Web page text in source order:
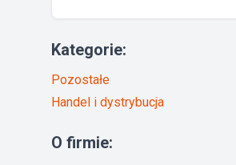
Kategorie:
Pozostałe
Handel i dystrybucja
O firmie: